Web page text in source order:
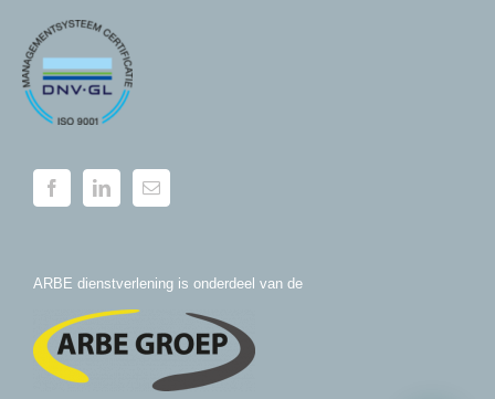
ARBE dienstverlening is onderdeel van de